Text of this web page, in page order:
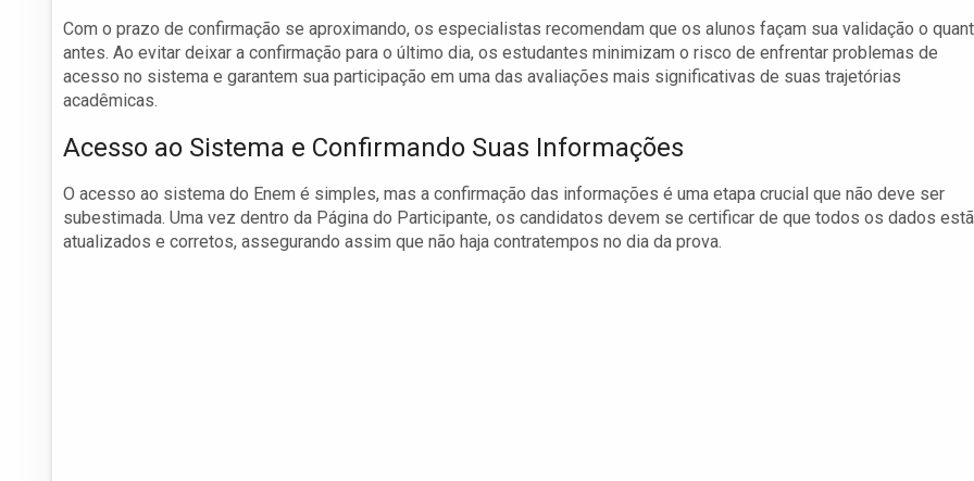
Com o prazo de confirmação se aproximando, os especialistas recomendam que os alunos façam sua validação o
antes. Ao evitar deixar a confirmação para o último dia, os estudantes minimizam o risco de enfrentar problemas de
acesso no sistema e garantem sua participação em uma das avaliações mais significativas de suas trajetórias
acadêmicas.
Acesso ao Sistema e Confirmando Suas Informações
O acesso ao sistema do Enem é simples, mas a confirmação das informações é uma etapa crucial que não deve ser
subestimada. Uma vez dentro da Página do Participante, os candidatos devem se certificar de que todos os dados
atualizados e corretos, assegurando assim que não haja contratempos no dia da prova.